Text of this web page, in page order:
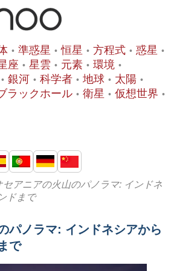
準惑星 恒星 方程式
惑星
座 星雲 元素
環境
銀河 科学者 地球
太陽
ラックホール 衛星
仮想世界
セアニアの火山のパノラマ: インドネ
ドまで
パノラマ: インドネシアから
で